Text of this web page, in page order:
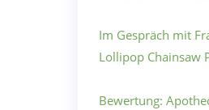
Im Gespräch mit
Lollipop Chainsaw
Bewertung: